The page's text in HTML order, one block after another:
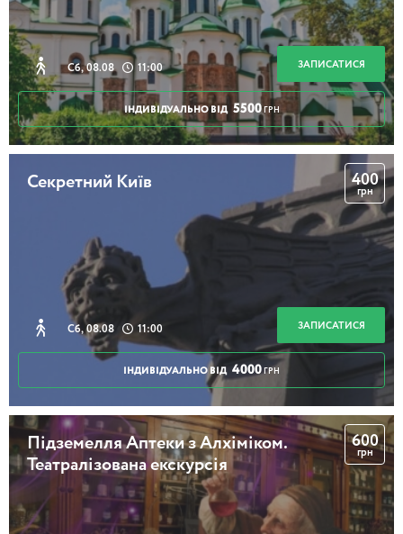
Підземелля Аптеки з Алхіміком.
Театралізована екскурсія
2 години
2 години
Таємниці підземель Зеленого театру
2 години 30 хвилин
Сб, 08.08 11:00 ЗАПИСАТИСЯ
ІНДИВІДУАЛЬНО ВІД 5500 ГРН
Секретний Київ
Сб, 08.08 11:00
400
грн
ЗАПИСАТИСЯ
ІНДИВІДУАЛЬНО ВІД 4000 ГРН
Підземелля Аптеки з Алхіміком.
Театралізована екскурсія
600
грн